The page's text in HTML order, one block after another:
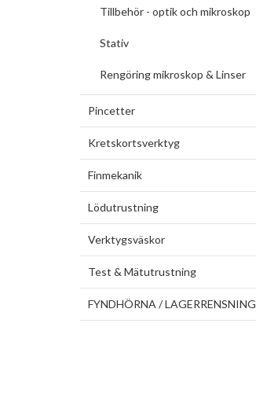
Tillbehör - optik och mikroskop
Stativ
Rengöring mikroskop & Linser
Pincetter
Kretskortsverktyg
Finmekanik
Lödutrustning
Verktygsväskor
Test & Mätutrustning
FYNDHÖRNA / LAGERRENSNING